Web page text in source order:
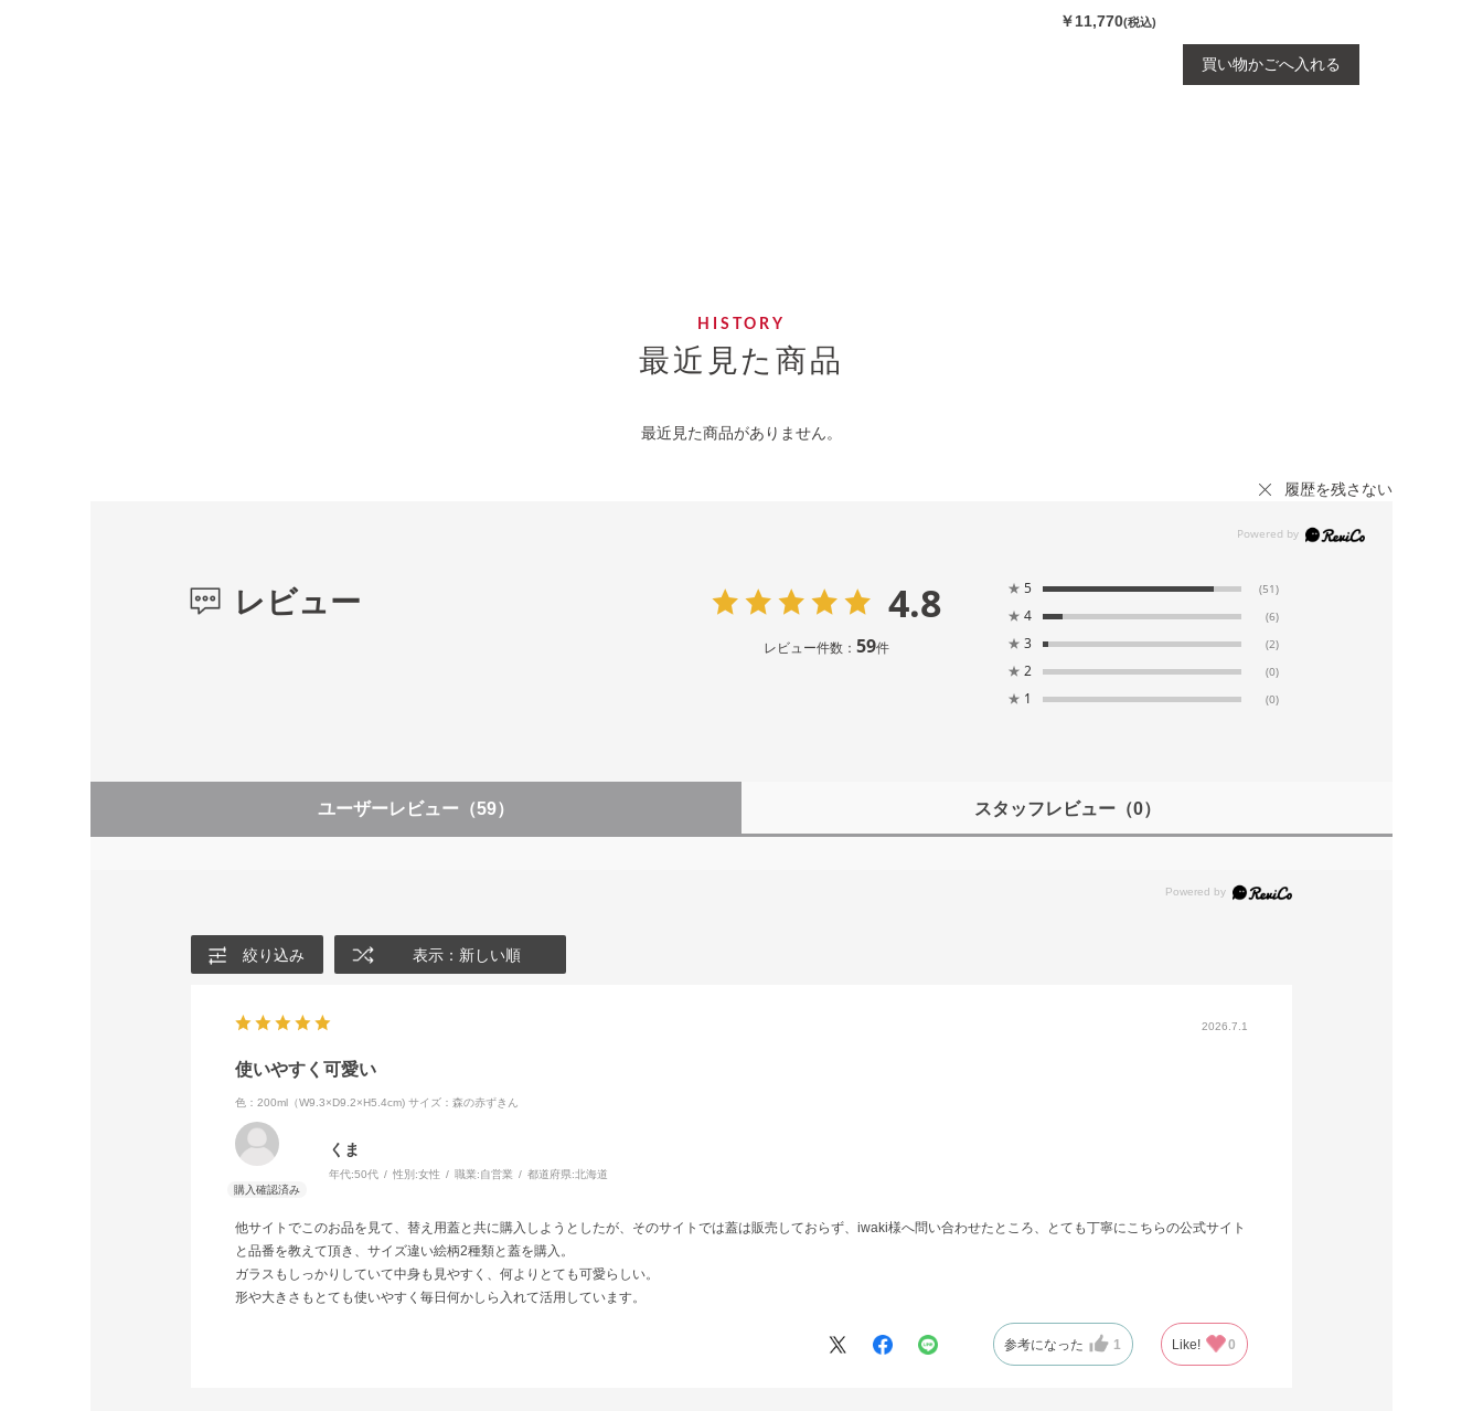
￥11,770(税込)
買い物かごへ入れる
最近見た商品
最近見た商品がありません。
履歴を残さない
レビュー 4.8
レビュー件数： 59件
★ 5 (51)
★ 4 (6)
★ 3 (2)
★ 2 (0)
★ 1 (0)
ユーザーレビュー （59） スタッフレビュー（0）
絞り込み 表示：新しい順
2026.7.1
使いやすく可愛い
色：200ml（W9.3×D9.2×H5.4cm) サイズ：森の赤ずきん
くま
年代:50代 性別:女性 職業:自営業 都道府県:北海道
他サイトでこのお品を見て、替え用蓋と共に購入しようとしたが、そのサイトでは蓋は販売しておらず、iwaki様へ問い合わせたところ、とても丁寧にこちらの公式サイト
と品番を教えて頂き、サイズ違い絵柄2種類と蓋を購入。
ガラスもしっかりしていて中身も見やすく、何よりとても可愛らしい。
形や大きさもとても使いやすく毎日何かしら入れて活用しています。
参考になった 1 Like! 0